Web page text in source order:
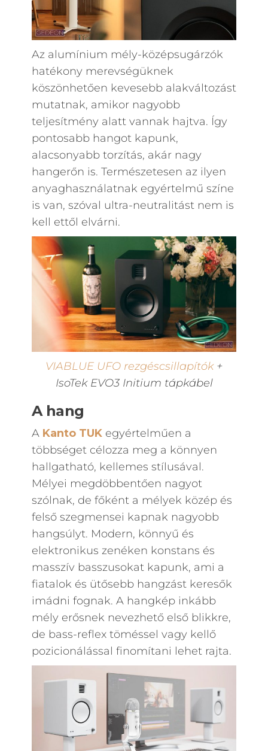
Az alumínium mély-középsugárzók
hatékony merevségüknek
köszönhetően kevesebb alakváltozást
mutatnak, amikor nagyobb
teljesítmény alatt vannak hajtva. Így
pontosabb hangot kapunk,
alacsonyabb torzítás, akár nagy
hangerőn is. Természetesen az ilyen
anyaghasználatnak egyértelmű színe
is van, szóval ultra-neutralitást nem is
kell ettől elvárni.
VIABLUE UFO rezgéscsillapítók+
IsoTek EVO3 Initium tápkábel
A hang
A Kanto TUKegyértelműen a
többséget célozza meg a könnyen
hallgatható, kellemes stílusával.
Mélyei megdöbbentően nagyot
szólnak, de főként a mélyek közép és
felső szegmensei kapnak nagyobb
hangsúlyt. Modern, könnyű és
elektronikus zenéken konstans és
masszív basszusokat kapunk, ami a
fiatalok és ütősebb hangzást keresők
imádni fognak. A hangkép inkább
mély erősnek nevezhető első blikkre,
de bass-reflex töméssel vagy kellő
pozicionálással finomítani lehet rajta.